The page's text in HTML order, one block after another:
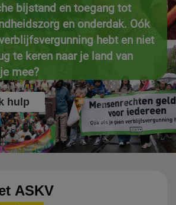
bijstand en toegang tot
en onderdak. Oók
hebt en niet
te keren naar je land van
mee?
hulp
ASKV